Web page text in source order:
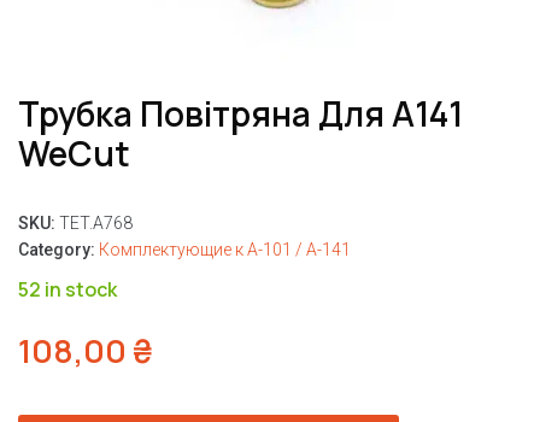
Трубка Повітряна Для A141
WeCut
SKU: TET.A768
Category: Комплектующие к A-101 / A-141
52 in stock
108,00 ₴